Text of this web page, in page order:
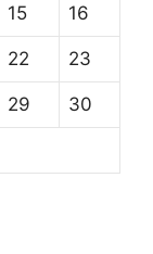
15 16
22 23
29 30